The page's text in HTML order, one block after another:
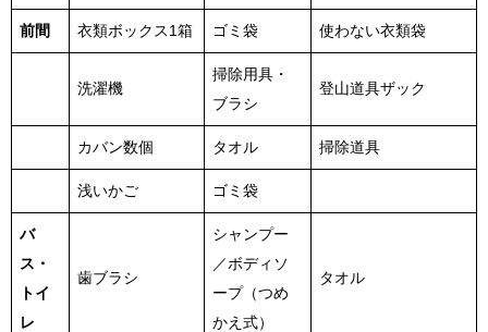
前間 衣類ボックス1箱 ゴミ袋 使わない衣類袋
洗濯機
掃除用具・
ブラシ
登山道具ザック
カバン数個 タオル 掃除道具
浅いかご ゴミ袋
バ
ス・
トイ
レ
歯ブラシ
シャンプー
／ボディソ
ープ（つめ
かえ式）
タオル